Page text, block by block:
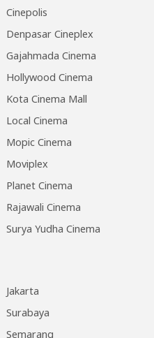
Cinepolis
Denpasar Cineplex
Gajahmada Cinema
Hollywood Cinema
Kota Cinema Mall
Local Cinema
Mopic Cinema
Moviplex
Planet Cinema
Rajawali Cinema
Surya Yudha Cinema
Jakarta
Surabaya
Semarang